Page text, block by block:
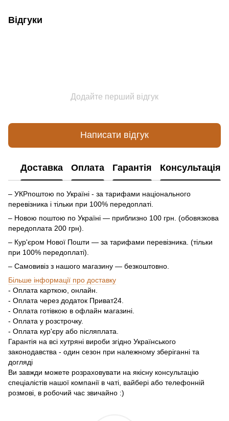
Відгуки
Додайте перший відгук
Написати відгук
Доставка Оплата Гарантія Консультація
– УКРпоштою по Україні - за тарифами національного
перевізника і тільки при 100% передоплаті.
– Новою поштою по Україні — приблизно 100 грн. (обовязкова
передоплата 200 грн).
– Кур'єром Нової Пошти — за тарифами перевізника. (тільки
при 100% передоплаті).
– Самовивіз з нашого магазину — безкоштовно.
Більше інформації про доставку
- Оплата карткою, онлайн.
- Оплата через додаток Приват24.
- Оплата готівкою в офлайн магазині.
- Оплата у розстрочку.
- Оплата кур'єру або післяплата.
Гарантія на всі хутряні вироби згідно Українського
законодавства - один сезон при належному зберіганні та
догляді
Ви завжди можете розраховувати на якісну консультацію
спеціалістів нашої компанії в чаті, вайбері або телефонній
розмові, в робочий час звичайно :)